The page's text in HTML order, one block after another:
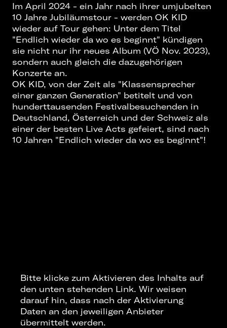
Im April 2024 - ein Jahr nach ihrer umjubelten
10 Jahre Jubiläumstour - werden OK KID
wieder auf Tour gehen: Unter dem Titel
"Endlich wieder da wo es beginnt" kündigen
sie nicht nur ihr neues Album (VÖ Nov. 2023),
sondern auch gleich die dazugehörigen
Konzerte an.
OK KID, von der Zeit als "Klassensprecher
einer ganzen Generation" betitelt und von
hunderttausenden Festivalbesuchenden in
Deutschland, Österreich und der Schweiz als
einer der besten Live Acts gefeiert, sind nach
10 Jahren "Endlich wieder da wo es beginnt"!
Bitte klicke zum Aktivieren des Inhalts auf
den unten stehenden Link. Wir weisen
darauf hin, dass nach der Aktivierung
Daten an den jeweiligen Anbieter
übermittelt werden.